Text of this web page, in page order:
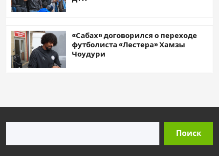
«Сабах» договорился о переходе
футболиста «Лестера» Хамзы
Чоудури
Поиск